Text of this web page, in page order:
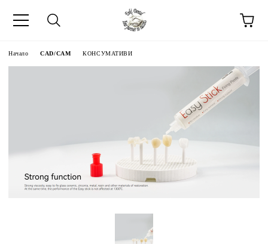
Начало CAD/CAM КОНСУМАТИВИ